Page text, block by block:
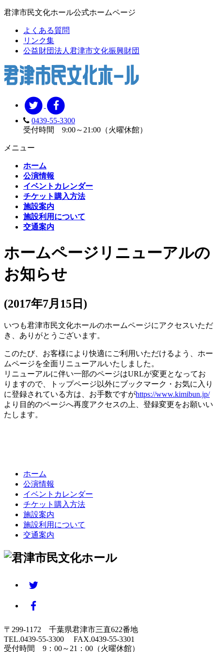
君津市民文化ホール公式ホームページ
よくある質問
リンク集
公益財団法人君津市文化振興財団
0439-55-3300
受付時間 9:00～21:00（火曜休館）
メニュー
ホーム
公演情報
イベントカレンダー
チケット購入方法
施設案内
施設利用について
交通案内
ホームページリニューアルの
お知らせ
(2017年7月15日)
いつも君津市民文化ホールのホームページにアクセスいただ
き、ありがとうございます。
このたび、お客様により快適にご利用いただけるよう、ホー
ムページを全面リニューアルいたしました。
リニューアルに伴い一部のページはURLが変更となってお
りますので、トップページ以外にブックマーク・お気に入り
に登録されている方は、お手数ですがhttps://www.kimibun.jp/
より目的のページへ再度アクセスの上、登録変更をお願いい
たします。
ホーム
公演情報
イベントカレンダー
チケット購入方法
施設案内
施設利用について
交通案内
〒299-1172 千葉県君津市三直622番地
TEL.0439-55-3300 FAX.0439-55-3301
受付時間 9：00～21：00（火曜休館）